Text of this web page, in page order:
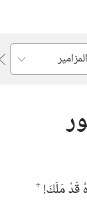
قَدْ مَلَكَ!‏ +